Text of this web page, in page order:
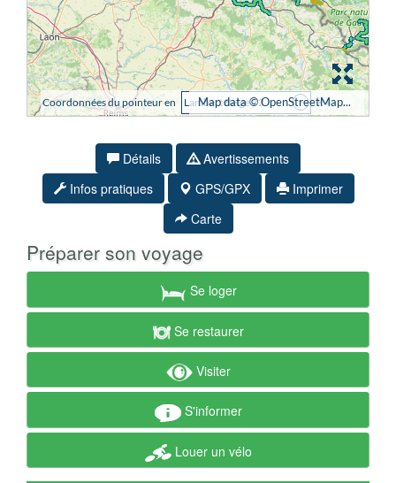
Détails
Avertissements
Infos pratiques
GPS/GPX
Imprimer
Carte
Préparer son voyage
Se loger
Se restaurer
Visiter
S'informer
Louer un vélo